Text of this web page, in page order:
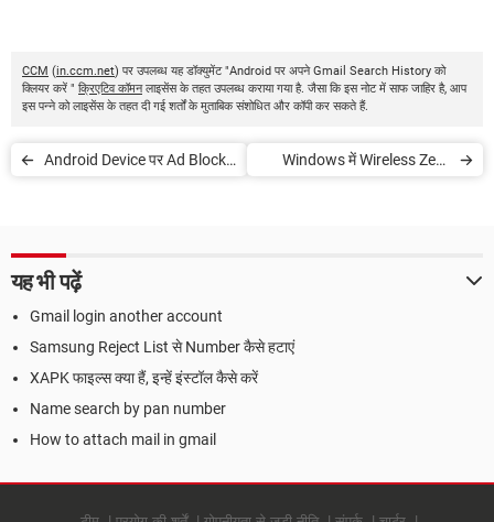
CCM (in.ccm.net) पर उपलब्ध यह डॉक्युमेंट "Android पर अपने Gmail Search History को
क्लियर करें " क्रिएटिव कॉमनलाइसेंस के तहत उपलब्ध कराया गया है. जैसा कि इस नोट में साफ जाहिर है, आप
इस पन्ने को लाइसेंस के तहत दी गई शर्तों के मुताबिक संशोधित और कॉपी कर सकते हैं.
Android Device पर Ad Block
Windows में Wireless Zero
यह भी पढ़ें
Gmail login another account
Samsung Reject List से Number कैसे हटाएं
XAPK फाइल्स क्या हैं, इन्हें इंस्टॉल कैसे करें
Name search by pan number
How to attach mail in gmail